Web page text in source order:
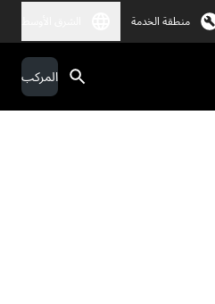
منطقة الخدمة
المركب